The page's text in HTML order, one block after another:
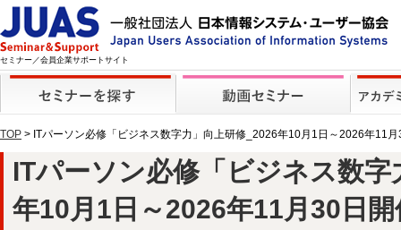
セミナー／会員企業サポートサイト
TOP > ITパーソン必修「ビジネス数字力」向上研修_2026年10月1日～2026年11
ITパーソン必修「ビジネス数
年10月1日～2026年11月30日